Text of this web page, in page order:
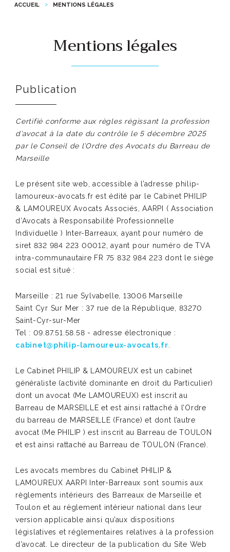
ACCUEIL MENTIONS LÉGALES
Mentions légales
Publication
Certifié conforme aux règles régissant la profession
d’avocat à la date du contrôle le 5 décembre 2025
par le Conseil de l’Ordre des Avocats du Barreau de
Marseille
Le présent site web, accessible à l’adresse philip-
lamoureux-avocats.fr est édité par le Cabinet PHILIP
& LAMOUREUX Avocats Associés, AARPI ( Association
d’Avocats à Responsabilité Professionnelle
Individuelle ) Inter-Barreaux, ayant pour numéro de
siret 832 984 223 00012, ayant pour numéro de TVA
intra-communautaire FR 75 832 984 223 dont le siège
social est situé :
Marseille : 21 rue Sylvabelle, 13006 Marseille
Saint Cyr Sur Mer : 37 rue de la République, 83270
Saint-Cyr-sur-Mer
Tel : 09.87.51.58.58 - adresse électronique :
cabinet@philip-lamoureux-avocats.fr
Le Cabinet PHILIP & LAMOUREUX est un cabinet
généraliste (activité dominante en droit du Particulier)
dont un avocat (Me LAMOUREUX) est inscrit au
Barreau de MARSEILLE et est ainsi rattaché à l’Ordre
du barreau de MARSEILLE (France) et dont l’autre
avocat (Me PHILIP ) est inscrit au Barreau de TOULON
et est ainsi rattaché au Barreau de TOULON (France).
Les avocats membres du Cabinet PHILIP &
LAMOUREUX AARPI Inter-Barreaux sont soumis aux
règlements intérieurs des Barreaux de Marseille et
Toulon et au règlement intérieur national dans leur
version applicable ainsi qu’aux dispositions
législatives et réglementaires relatives à la profession
d’avocat. Le directeur de la publication du Site Web